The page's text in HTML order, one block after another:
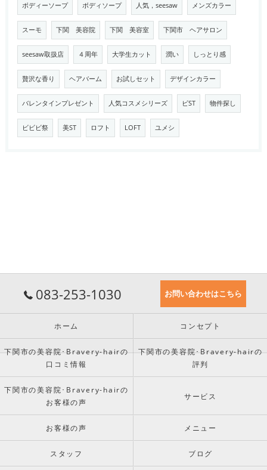
ボディーソープ ボディソープ 人気，seesaw メンズカラー
スーモ 下関 美容院 下関 美容室 下関市 ヘアサロン
seesaw取扱店 ４周年 大学生カット 潤い しっとり感
贅沢な香り ヘアバーム お試しセット デザインカラー
バレンタインプレゼント 人気コスメシリーズ ビST 物件探し
ビビビ祭 美ST ロフト LOFT ユメシ
083-253-1030 お問い合わせはこちら
ホーム コンセプト
下関市の美容院･Bravery-hairの
口コミ情報
下関市の美容院･Bravery-hairの
評判
下関市の美容院･Bravery-hairの
お客様の声
サービス
お客様の声 メニュー
スタッフ ブログ